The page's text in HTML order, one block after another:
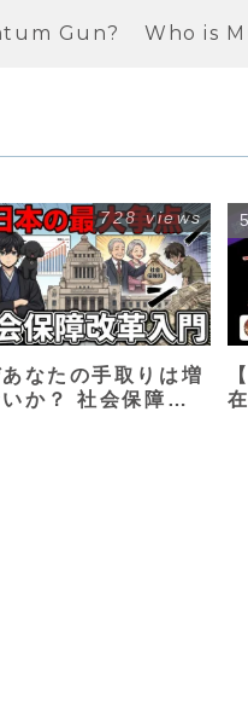
Gun? Who is
なたの手取りは増
いか？ 社会保障改
728 views